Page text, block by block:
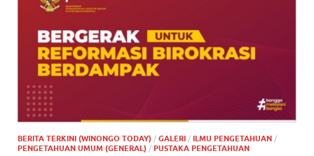
BERITA TERKINI (WINONGO TODAY) / GALERI / ILMU PENGETAHUAN /
PENGETAHUAN UMUM (GENERAL) / PUSTAKA PENGETAHUAN